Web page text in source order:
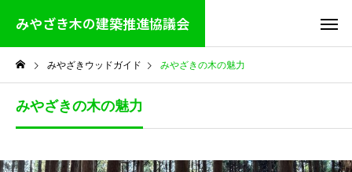
みやざき木の建築推進協議会
みやざきウッドガイド みやざきの木の魅力
みやざきの木の魅力